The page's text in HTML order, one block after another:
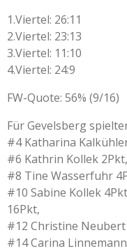
1.Viertel: 26:11
2.Viertel: 23:13
3.Viertel: 11:10
4.Viertel: 24:9
FW-Quote: 56% (9/16)
Für Gevelsberg
#4 Katharina
#6 Kathrin Kollek
#8 Tine Wasserfuhr
#10 Sabine Kollek
16Pkt,
#12 Christine
#14 Carina